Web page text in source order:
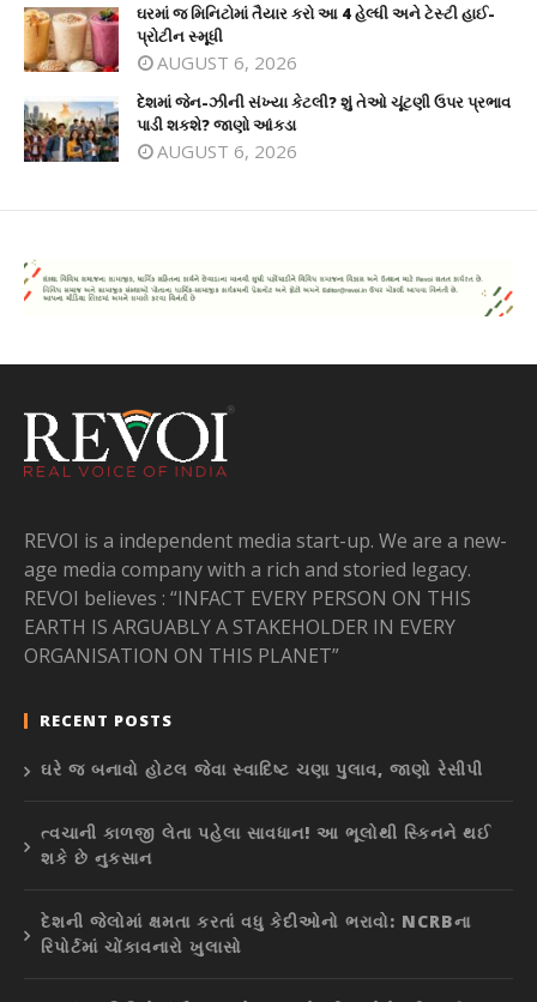
ઘરમાં જ મિનિટોમાં તૈયાર કરો આ 4 હેલ્ધી અને ટેસ્ટી હાઈ-
પ્રોટીન સ્મૂધી
AUGUST 6, 2026
દેશમાં જેન-ઝીની સંખ્યા કેટલી? શું તેઓ ચૂંટણી ઉપર પ્રભાવ
પાડી શકશે? જાણો આંકડા
AUGUST 6, 2026
REVOI is a independent media start-up. We are a new-
age media company with a rich and storied legacy.
REVOI believes : “INFACT EVERY PERSON ON THIS
EARTH IS ARGUABLY A STAKEHOLDER IN EVERY
ORGANISATION ON THIS PLANET”
RECENT POSTS
ઘરે જ બનાવો હોટલ જેવા સ્વાદિષ્ટ ચણા પુલાવ, જાણો રેસીપી
ત્વચાની કાળજી લેતા પહેલા સાવધાન! આ ભૂલોથી સ્કિનને થઈ
શકે છે નુકસાન
દેશની જેલોમાં ક્ષમતા કરતાં વધુ કેદીઓનો ભરાવો: NCRBના
રિપોર્ટમાં ચોંકાવનારો ખુલાસો